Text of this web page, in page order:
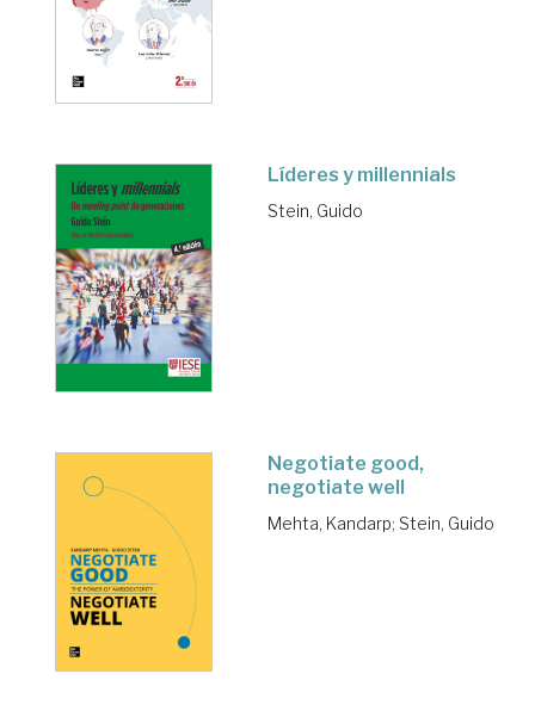
Líderes y millennials
Stein, Guido
Negotiate good,
negotiate well
Mehta, Kandarp; Stein, Guido